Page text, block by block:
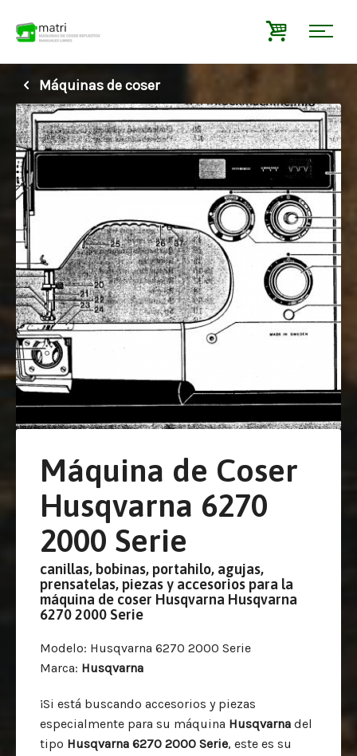
Máquinas de coser
Máquina de Coser
Husqvarna 6270
2000 Serie
canillas, bobinas, portahilo, agujas,
prensatelas, piezas y accesorios para la
máquina de coser Husqvarna Husqvarna
6270 2000 Serie
Modelo: Husqvarna 6270 2000 Serie
Marca: Husqvarna
¡Si está buscando accesorios y piezas
especialmente para su máquina Husqvarna del
tipo Husqvarna 6270 2000 Serie, este es su